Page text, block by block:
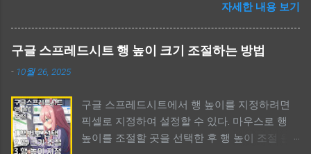
있다면 ` 귀문, 혼문 `이란 단어를 한번쯤 봤을
것이다. 보이지 않는 모든 영들은 현실세계를 드
나들 때 그들만의 문(door)를 사용한다. 영화나
기 위한 어떤 문이 존재하는데, 이것을 무속에서
` 귀문 혹은 혼문 `이라 칭하는 듯 하다. 여기서
는 ` 차원 `이라 언급했지만, 무속에선 ` 사후세
수 있다. 폴더 위치를 확인했다면 필요없는 파일
들은 삭제하도록 하자. 사용할 수 있는 드라이브
용량을 늘릴 수 있다. 윈도우 캡쳐 이미지 자동
저장 위치 찾기 윈도우 캡쳐 이미지 자동 저장
는 여러가지 캡쳐 도구를 제공하며, 보통 단축키
`Shift+윈도우키+S`키를 활용한 캡쳐를 이용할
것이다. 하지만, 캡쳐를 한 후 보통 이미지가 저
자세한 내용 보기
구글 스프레드시트 행 높이 크기 조절하는 방법
- 10월 26, 2025
구글 스프레드시트에서 행 높이를 지정하려면
픽셀로 지정하여 설정할 수 있다. 마우스로 행
높이를 조절할 곳을 선택한 후 행 높이 조절 을